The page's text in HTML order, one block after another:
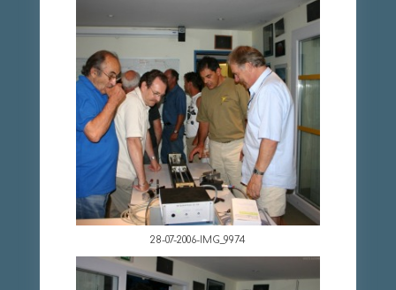
28-07-2006-IMG_9974